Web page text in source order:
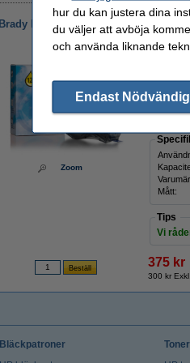
Brady M21-750-595-BL tejp | vit text -
Zoom
En
Denna
Mått:
Tips
Vi
375 kr
300 kr
Bläckpatroner
hur du kan justera dina
du väljer att avböja
och använda liknande
Endast